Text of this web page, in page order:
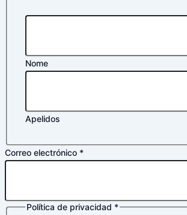
electrónico
Nome
Apelidos
Correo electrónico *
Política de privacidad *